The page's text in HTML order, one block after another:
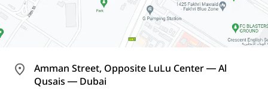
Amman Street, Opposite LuLu Center ― Al
Qusais ― Dubai